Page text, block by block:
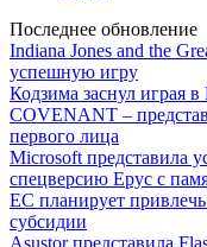
Последнее обновление
Indiana Jones and the
успешную игру
Кодзима заснул играя в
COVENANT –
первого лица
Microsoft представила
спецверсию Epyc с
ЕС планирует
субсидии
Asustor представила